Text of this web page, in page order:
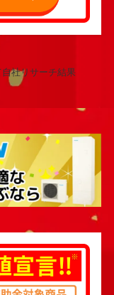
社リサーチ結果